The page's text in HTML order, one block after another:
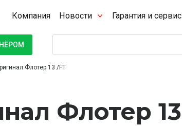
Компания Новости Гарантия и сервис
Флотер 13 /FT
Флотер 13